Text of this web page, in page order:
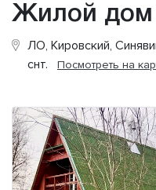
Жилой дом
ЛО, Кировский,
снт. Посмотреть на